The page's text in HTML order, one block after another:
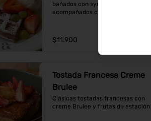
bañados con syrup de caramelo y
acompañados con helado de
$11.900
Tostada Francesa Creme
Brulee
Clásicas tostadas francesas con
creme Brulee y frutas de estación